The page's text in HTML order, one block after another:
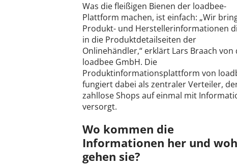
Was die fleißigen Bienen der loadbee-
Plattform machen, ist einfach: „Wir
Produkt- und Herstellerinformationen
in die Produktdetailseiten der
Onlinehändler,“ erklärt Lars Braach von
loadbee GmbH. Die
Produktinformationsplattform von
fungiert dabei als zentraler Verteiler,
zahllose Shops auf einmal mit
versorgt.
Wo kommen die
Informationen her und
gehen sie?